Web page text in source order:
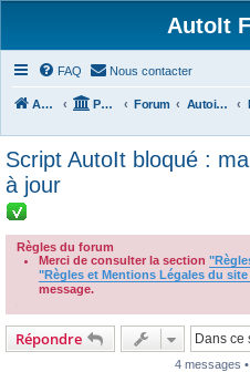
AutoIt
FAQ Nous contacter
Accueil Portail Forum Autoit v3
Script AutoIt bloqué :
à jour
Règles du forum
Merci de consulter la section
"Règles et Mentions Légales du
message.
Répondre
4 messages